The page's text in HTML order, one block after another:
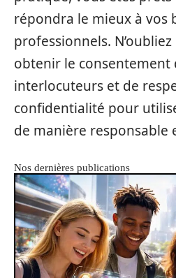
répondra le mieux à vos
professionnels.
obtenir le consentement
interlocuteurs et de
confidentialité pour
de manière responsable
Nos dernières publications